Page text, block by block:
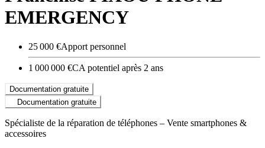
EMERGENCY
25 000 €Apport personnel
1 000 000 €CA potentiel après 2 ans
Documentation gratuite
Documentation gratuite
Spécialiste de la réparation de téléphones – Vente smartphones &
accessoires